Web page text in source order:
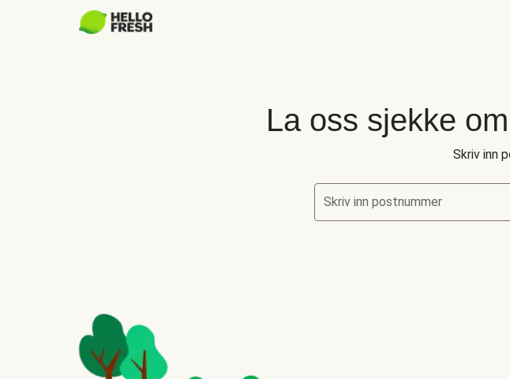
La oss sjekke
Skriv inn
Skriv inn postnummer